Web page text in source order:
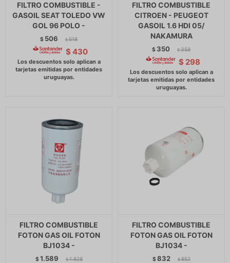
FILTRO COMBUSTIBLE -
GASOIL SEAT TOLEDO VW
GOL 96 POLO -
$ 506 $ 518
$ 430
FILTRO COMBUSTIBLE
CITROEN - PEUGEOT
GASOIL 1.6 HDI 05/
NAKAMURA
$ 350 $ 359
$ 298
FILTRO COMBUSTIBLE
FOTON GAS OIL FOTON
BJ1034 -
$1.589 $ 1.628
FILTRO COMBUSTIBLE
FOTON GAS OIL FOTON
BJ1034 -
$832 $ 852